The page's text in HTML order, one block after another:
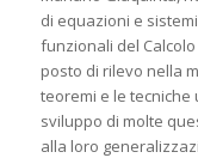
di equazioni e
funzionali del
posto di rilevo nella
teoremi e le
sviluppo di molte
alla loro